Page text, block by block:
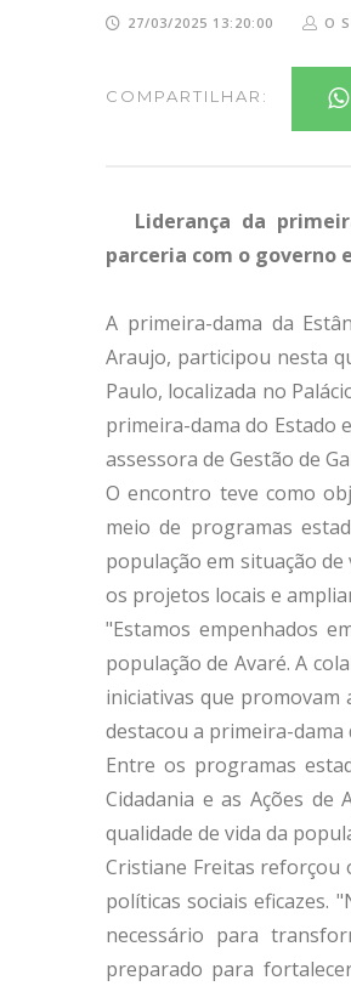
27/03/2025 13:20:00 O
COMPARTILHAR:
Liderança da
parceria com o governo
A primeira-dama da
Araujo, participou nesta
Paulo, localizada no
primeira-dama do Estado
assessora de Gestão de
O encontro teve como
meio de programas
população em situação
os projetos locais e
"Estamos empenhados
população de Avaré. A
iniciativas que promovam
destacou a primeira-dama
Entre os programas
Cidadania e as Ações
qualidade de vida da
Cristiane Freitas reforçou
políticas sociais eficazes.
necessário para
preparado para